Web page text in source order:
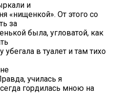
и
«нищенкой». От этого со
за
была, угловатой, как
в туалет и там тихо
училась я
гордилась мною на